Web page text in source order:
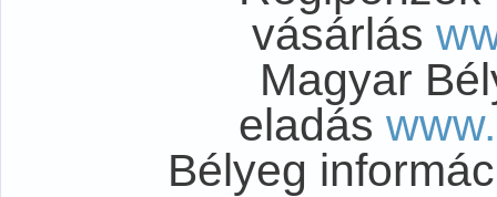
vásárlás
Magyar
eladás
Bélyeg